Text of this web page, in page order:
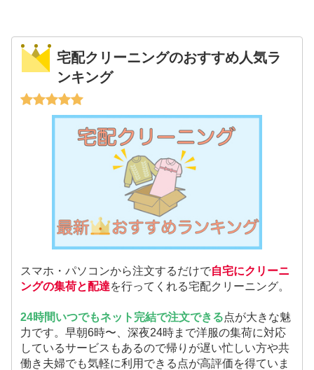
宅配クリーニングのおすすめ人気ラ
ンキング
スマホ・パソコンから注文するだけで自宅にクリーニ
ングの集荷と配達を行ってくれる宅配クリーニング。
24時間いつでもネット完結で注文できる点が大きな魅
力です。早朝6時〜、深夜24時まで洋服の集荷に対応
しているサービスもあるので帰りが遅い忙しい方や共
働き夫婦でも気軽に利用できる点が高評価を得ていま